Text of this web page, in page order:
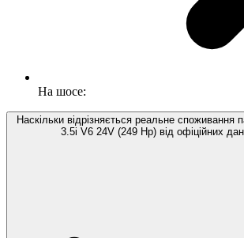
На шосе:
Наскільки відрізняється реальне споживання
3.5i V6 24V (249 Hp) від офіційних